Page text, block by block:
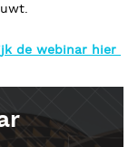
de webinar hier